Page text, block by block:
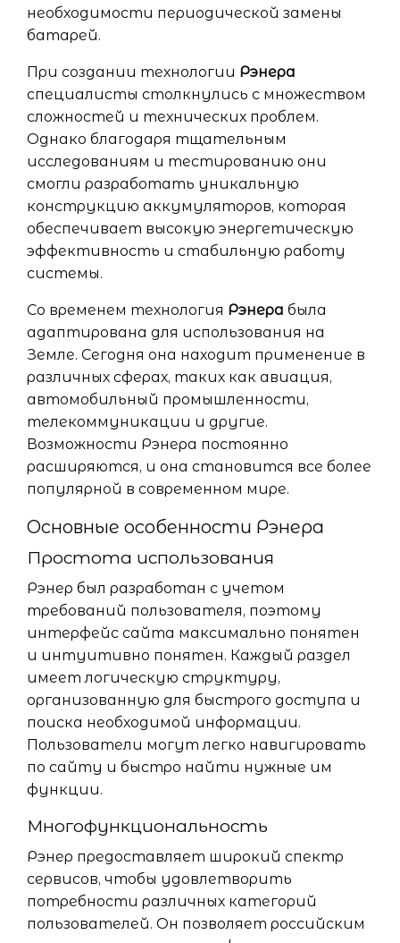
необходимости периодической замены
батарей.
При создании технологии Рэнера
специалисты столкнулись с множеством
сложностей и технических проблем.
Однако благодаря тщательным
исследованиям и тестированию они
смогли разработать уникальную
конструкцию аккумуляторов, которая
обеспечивает высокую энергетическую
эффективность и стабильную работу
системы.
Со временем технология Рэнера была
адаптирована для использования на
Земле. Сегодня она находит применение в
различных сферах, таких как авиация,
автомобильный промышленности,
телекоммуникации и другие.
Возможности Рэнера постоянно
расширяются, и она становится все более
популярной в современном мире.
Основные особенности Рэнера
Простота использования
Рэнер был разработан с учетом
требований пользователя, поэтому
интерфейс сайта максимально понятен
и интуитивно понятен. Каждый раздел
имеет логическую структуру,
организованную для быстрого доступа и
поиска необходимой информации.
Пользователи могут легко навигировать
по сайту и быстро найти нужные им
функции.
Многофункциональность
Рэнер предоставляет широкий спектр
сервисов, чтобы удовлетворить
потребности различных категорий
пользователей. Он позволяет российским